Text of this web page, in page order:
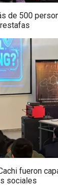
de 500
fueron
sociales